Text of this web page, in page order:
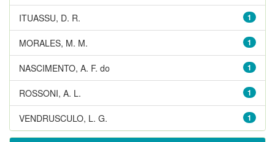
1
ITUASSU, D. R.
1
MORALES, M. M.
1
NASCIMENTO, A. F. do
1
ROSSONI, A. L.
1
VENDRUSCULO, L. G.